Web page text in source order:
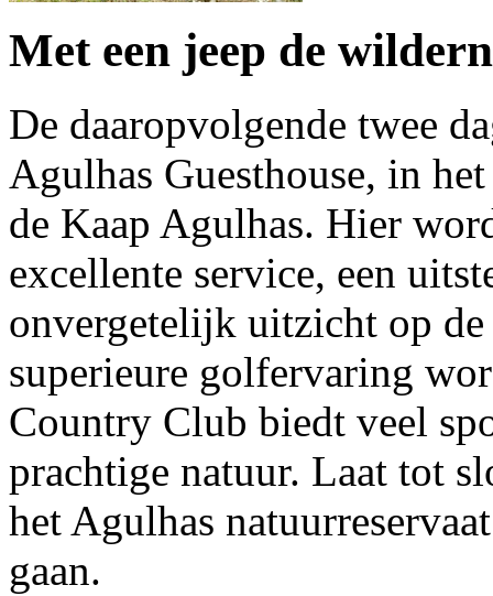
Met een jeep de
De daaropvolgende twee
Agulhas Guesthouse, in
de Kaap Agulhas. Hier
excellente service, een
onvergetelijk uitzicht op de
superieure golfervaring
Country Club biedt veel
prachtige natuur. Laat tot
het Agulhas
gaan.